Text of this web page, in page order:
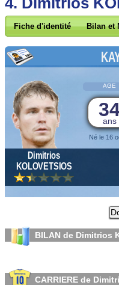
Fiche d'identité Bilan et
AGE
ans
Né le 16
Dimitrios
KOLOVETSIOS
BILAN de Dimitrios
CARRIERE de